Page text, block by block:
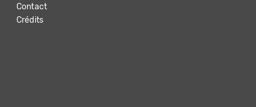
Contact
Crédits